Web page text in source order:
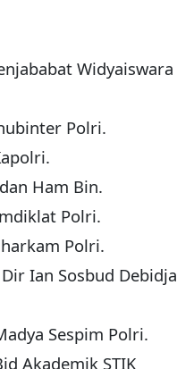
Polri.
Ham Bin.
Polri.
Polri.
Ian Sosbud
Sespim Polri.
Akademik STIK